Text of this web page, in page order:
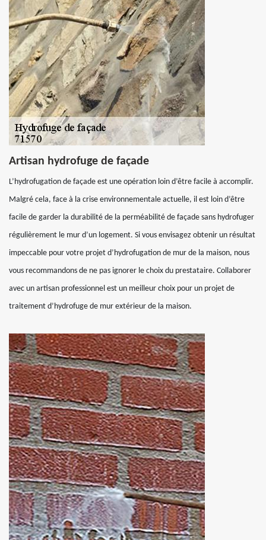
Artisan hydrofuge de façade
L’hydrofugation de façade est une opération loin d’être facile à accomplir.
Malgré cela, face à la crise environnementale actuelle, il est loin d’être
facile de garder la durabilité de la perméabilité de façade sans hydrofuger
régulièrement le mur d’un logement. Si vous envisagez obtenir un résultat
impeccable pour votre projet d’hydrofugation de mur de la maison, nous
vous recommandons de ne pas ignorer le choix du prestataire. Collaborer
avec un artisan professionnel est un meilleur choix pour un projet de
traitement d’hydrofuge de mur extérieur de la maison.